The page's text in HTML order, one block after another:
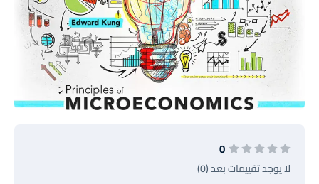
0
لا يوجد تقييمات بعد (0)